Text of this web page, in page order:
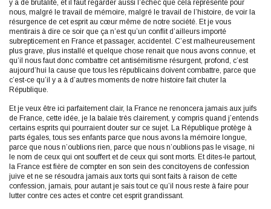
y a de brutalité, et il faut regarder aussi l’échec que cela représente pour
nous, malgré le travail de mémoire, malgré le travail de l’histoire, de voir la
résurgence de cet esprit au cœur même de notre société. Et je vous
mentirais à dire ce soir que ça n’est qu’un conflit d’ailleurs importé
subrepticement en France et passager, accidentel. C’est malheureusement
plus grave, plus installé et quelque chose renait que nous avons connue, et
qu’il nous faut donc combattre cet antisémitisme résurgent, profond, c’est
aujourd’hui la cause que tous les républicains doivent combattre, parce que
c’est-ce qu’il y a à d’autres moments de notre histoire fait chuter la
République.
Et je veux être ici parfaitement clair, la France ne renoncera jamais aux juifs
de France, cette idée, je la balaie très clairement, y compris quand j’entends
certains esprits qui pourraient douter sur ce sujet. La République protège à
parts égales, tous ses enfants parce que nous avons la mémoire longue,
parce que nous n’oublions rien, parce que nous n’oublions pas le visage, ni
le nom de ceux qui ont souffert et de ceux qui sont morts. Et dites-le partout,
la France est fière de compter en son sein des concitoyens de confession
juive et ne se résoudra jamais aux torts qui sont faits à raison de cette
confession, jamais, pour autant je sais tout ce qu’il nous reste à faire pour
lutter contre ces actes et contre cet esprit grandissant.